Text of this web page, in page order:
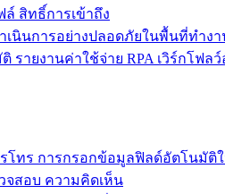
สิทธิ์การเข้าถึง
เนินการอย่างปลอดภัยในพื้นที่ทำง
ายงานค่าใช้จ่าย RPA เวิร์กโฟล
โทร การกรอกข้อมูลฟิลด์อัตโนมัติ
จสอบ ความคิดเห็น